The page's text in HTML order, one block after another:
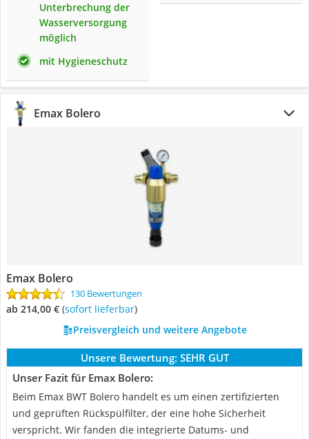
Unterbrechung der
Wasserversorgung
möglich
mit Hygieneschutz
Emax Bolero
Emax Bolero
130 Bewertungen
ab 214,00 € ( Sofort lieferbar)
Preisvergleich und weitere Angebote
Unsere Bewertung: SEHR GUT
Unser Fazit für Emax Bolero:
Beim Emax BWT Bolero handelt es um einen zertifizierten
und geprüften Rückspülfilter, der eine hohe Sicherheit
verspricht. Wir fanden die integrierte Datums- und